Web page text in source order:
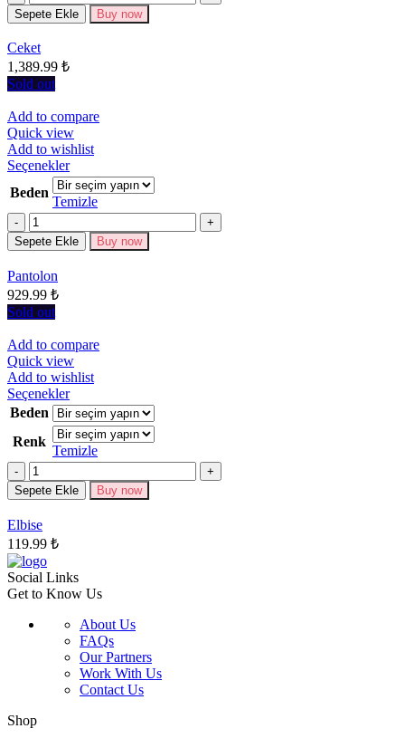
Seçenekler
seçilebilir
Sepete Ekle Buy now
Ceket
1,389.99 ₺
Sold out
Add to compare
Quick view
Add to wishlist
SeçeneklerBu
ürünün
birden
fazla
varyasyonu
var.
Beden
Temizle
Miktar
Sepete Ekle Buy now
Pantolon
929.99 ₺
Sold out
Add to compare
Quick view
Add to wishlist
SeçeneklerBu
ürünün
birden
fazla
varyasyonu
Seçenekler
Beden
Renk
Temizle
Miktar
Sepete Ekle Buy now
Elbise
119.99 ₺
Social Links
Get to Know Us
About Us
FAQs
Our Partners
Work With Us
Contact Us
Shop